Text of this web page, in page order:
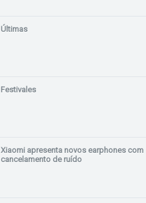
Últimas
Festivales
Xiaomi apresenta novos earphones com
cancelamento de ruído